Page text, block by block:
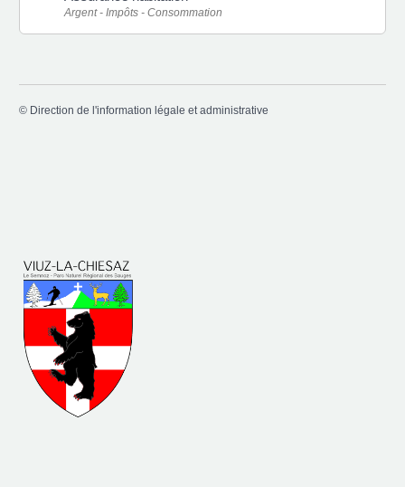
Argent - Impôts - Consommation
© Direction de l'information légale et administrative